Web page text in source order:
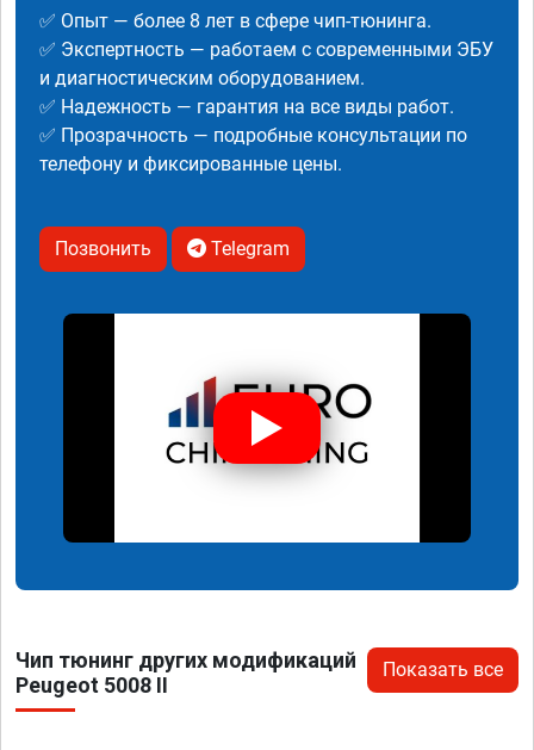
✅ Опыт — более 8 лет в сфере чип-тюнинга.
✅ Экспертность — работаем с современными ЭБУ
и диагностическим оборудованием.
✅ Надежность — гарантия на все виды работ.
✅ Прозрачность — подробные консультации по
телефону и фиксированные цены.
Позвонить Telegram
Чип тюнинг других модификаций
Peugeot 5008 II
Показать все